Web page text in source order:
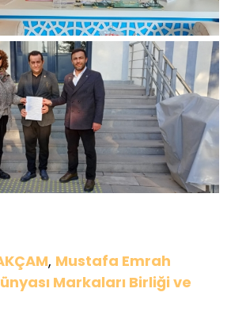
, Mustafa Emrah
Markaları Birliği ve